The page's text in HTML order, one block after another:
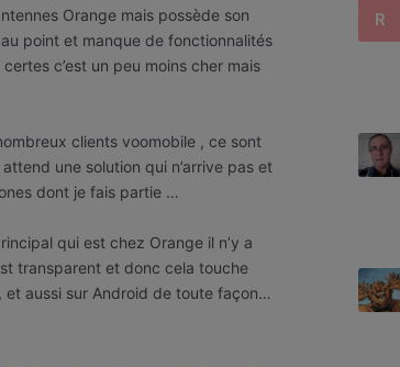
Orange mais possède son
point et manque de fonctionnalités
c’est un peu moins cher mais
clients voomobile , ce sont
une solution qui n’arrive pas et
dont je fais partie …
qui est chez Orange il n’y a
transparent et donc cela touche
et aussi sur Android de toute façon…
R